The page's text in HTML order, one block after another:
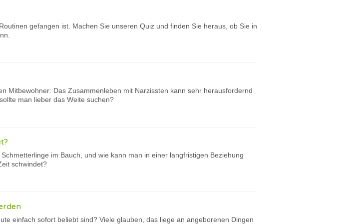
gefangen ist. Machen Sie unseren Quiz und finden Sie heraus, ob Sie in
Mitbewohner: Das Zusammenleben mit Narzissten kann sehr herausfordernd
man lieber das Weite suchen?
im Bauch, und wie kann man in einer langfristigen Beziehung
schwindet?
einfach sofort beliebt sind? Viele glauben, das liege an angeborenen Dingen